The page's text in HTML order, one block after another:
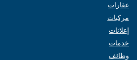
عقارات
مركبات
إعلانات
خدمات
وظائف